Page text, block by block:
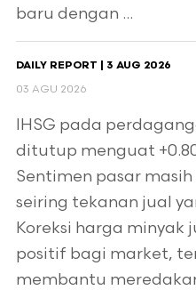
baru dengan ...
DAILY REPORT | 3 AUG 2026
03 AGU 2026
IHSG pada
ditutup menguat
Sentimen pasar
seiring tekanan jual
Koreksi harga minyak
positif bagi market,
membantu